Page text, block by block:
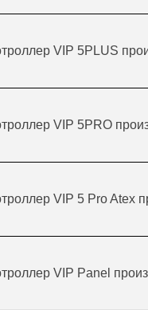
VIP 5PLUS
VIP 5PRO
VIP 5 Pro Atex
VIP Panel